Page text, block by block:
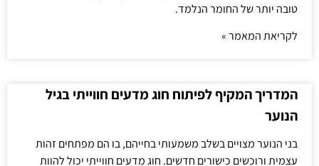
טובה יותר של החומר הנלמד.
לקריאת המאמר »
המדריך המקיף לפיתוח חוג מדעים חווייתי בגיל
הנוער
בני הנוער מצויים בשלב משמעותי בחייהם, בו הם מפתחים זהות
עצמית ורוכשים כישורים חדשים. חוג מדעים חווייתי יכול להוות